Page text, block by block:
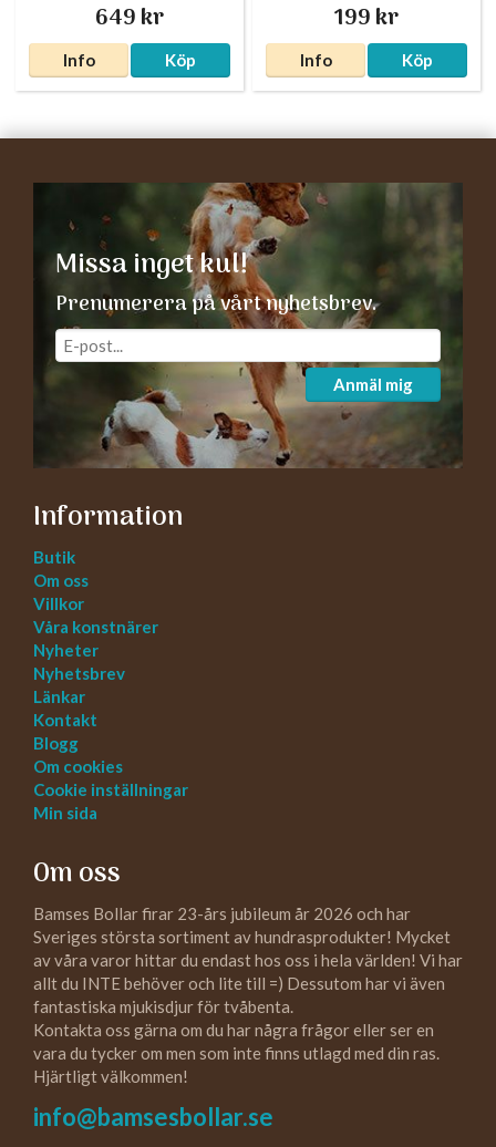
649 kr
Info Köp
199 kr
Info Köp
Missa inget kul!
Prenumerera på vårt nyhetsbrev.
Anmäl mig
Information
Butik
Om oss
Villkor
Våra konstnärer
Nyheter
Nyhetsbrev
Länkar
Kontakt
Blogg
Om cookies
Cookie inställningar
Min sida
Om oss
Bamses Bollar firar 23-års jubileum år 2026 och har
Sveriges största sortiment av hundrasprodukter! Mycket
av våra varor hittar du endast hos oss i hela världen! Vi har
allt du INTE behöver och lite till =) Dessutom har vi även
fantastiska mjukisdjur för tvåbenta.
Kontakta oss gärna om du har några frågor eller ser en
vara du tycker om men som inte finns utlagd med din ras.
Hjärtligt välkommen!
info@bamsesbollar.se